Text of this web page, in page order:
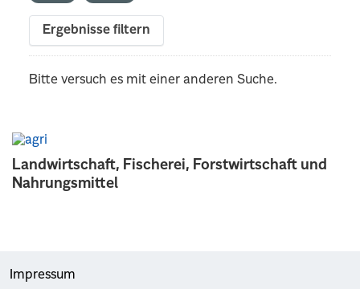
Landwirtschaft, Fischerei, Forstwirtschaft und
Nahrungsmittel
Ergebnisse filtern
Bitte versuch es mit einer anderen Suche.
Impressum